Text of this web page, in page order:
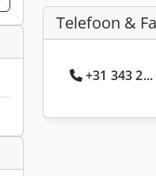
Telefoon &
+31 343